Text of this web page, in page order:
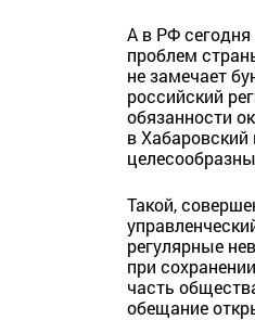
А в РФ
проблем
не замечает
российский
обязанности
в
Такой,
регулярные
при
часть
обещание